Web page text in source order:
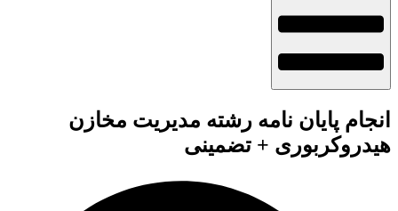
انجام پایان نامه رشته مدیریت مخازن
هیدروکربوری + تضمینی